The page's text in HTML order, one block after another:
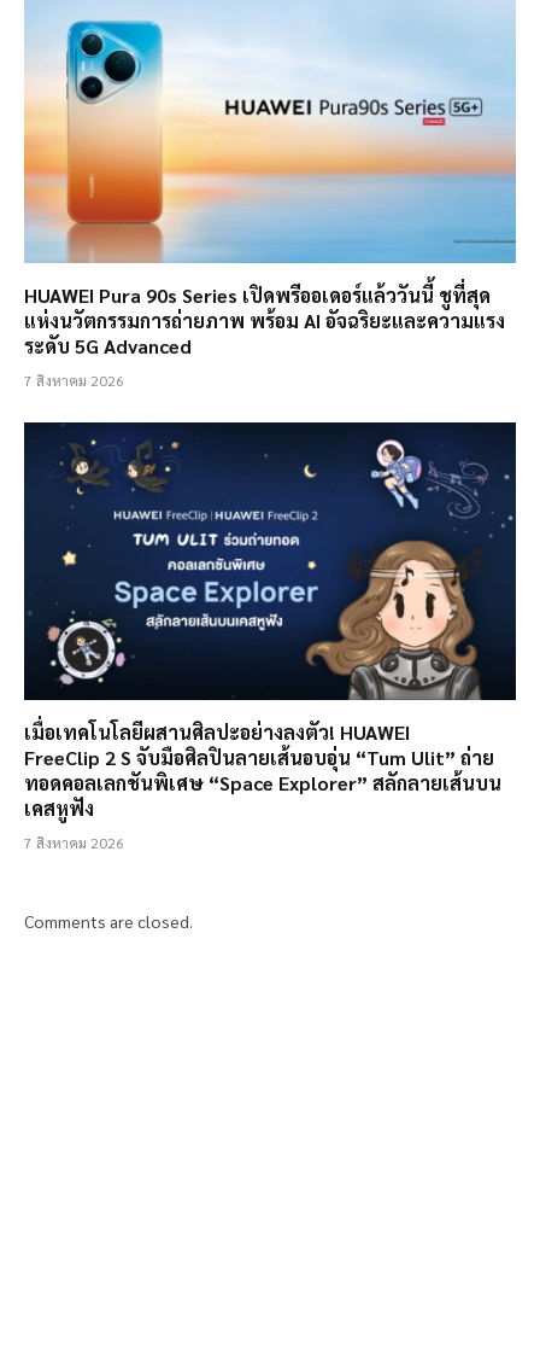
HUAWEI Pura 90s Series เปิดพรีออเดอร์แล้ววันนี้ ชูที่สุด
แห่งนวัตกรรมการถ่ายภาพ พร้อม AI อัจฉริยะและความแรง
ระดับ 5G Advanced
7 สิงหาคม 2026
เมื่อเทคโนโลยีผสานศิลปะอย่างลงตัว! HUAWEI
FreeClip 2 S จับมือศิลปินลายเส้นอบอุ่น “Tum Ulit” ถ่าย
ทอดคอลเลกชันพิเศษ “Space Explorer” สลักลายเส้นบน
เคสหูฟัง
7 สิงหาคม 2026
Comments are closed.